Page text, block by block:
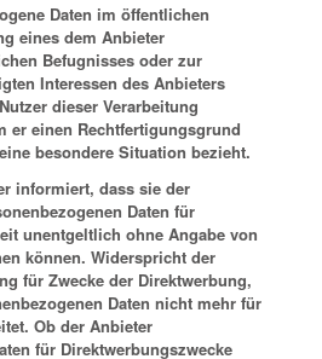
Daten im öffentlichen
eines dem Anbieter
Befugnisses oder zur
Interessen des Anbieters
dieser Verarbeitung
er einen Rechtfertigungsgrund
besondere Situation bezieht.
informiert, dass sie der
Daten für
unentgeltlich ohne Angabe von
können. Widerspricht der
für Zwecke der Direktwerbung,
Daten nicht mehr für
Ob der Anbieter
für Direktwerbungszwecke